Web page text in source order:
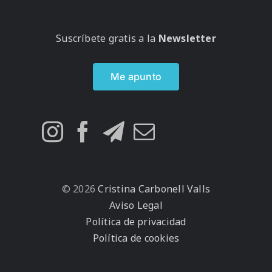
Suscríbete gratis a la Newsletter
Me apunto
© 2026 Cristina Carbonell Valls
Aviso Legal
Política de privacidad
Política de cookies